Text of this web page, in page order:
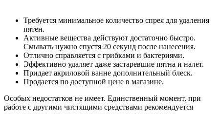
Требуется минимальное количество спрея для удаления
пятен.
Активные вещества действуют достаточно быстро.
Смывать нужно спустя 20 секунд после нанесения.
Отлично справляется с грибками и бактериями.
Эффективно удаляет даже застаревшие пятна и налет.
Придает акриловой ванне дополнительный блеск.
Продается по доступной цене в магазине.
Особых недостатков не имеет. Единственный момент, при
работе с другими чистящими средствами рекомендуется